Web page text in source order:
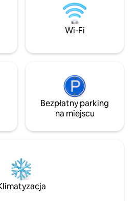
kominkiem,
spotkania, oraz w
kuchnię. To
i nabranie sił.
Wi-Fi
Bezpłatny parking
na miejscu